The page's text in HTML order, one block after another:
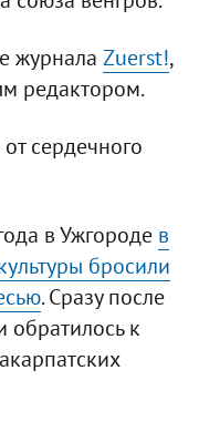
журнала Zuerst!,
редактором.
сердечного
в Ужгороде в
бросили
. Сразу после
обратилось к